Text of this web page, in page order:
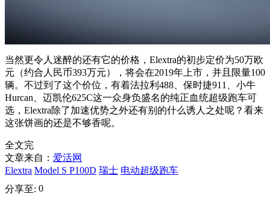
当然更令人迷醉的还有它的价格，Elextra的初步定价为50万欧
元（约合人民币393万元），将会在2019年上市，并且限量100
辆。不过到了这个价位，有着法拉利488、保时捷911、小牛
Hurcan、迈凯伦625C这一众身负盛名的纯正血统超级跑车可
选，Elextra除了加速优势之外还有别的什么诱人之处呢？看来
这张饼画的还是不够香呢。
全文完
文章来自： 爱活网
Elextra Model S P100D 瑞士 电动超级跑车
分享至: 0